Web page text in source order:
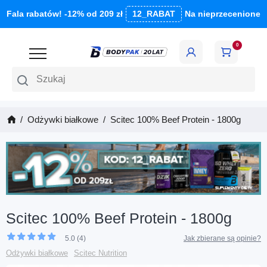
Fala rabatów! -12% od 209 zł 12_RABAT Na nieprzecenione
Szukaj
0
Odżywki białkowe Scitec 100% Beef Protein - 1800g
Scitec 100% Beef Protein - 1800g
5.0 (4) Jak zbierane są opinie?
Odżywki białkowe Scitec Nutrition